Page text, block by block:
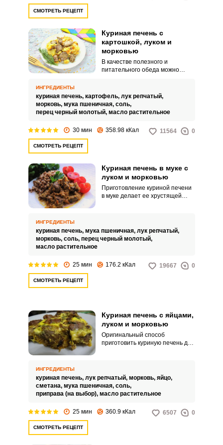
СМОТРЕТЬ РЕЦЕПТ
Куриная печень с
картошкой, луком и
морковью
В качестве полезного и
питательного обеда можно
Яркое блюдо разнообразит ваш
стол и порадует домашних
нежным вкусом.
ИНГРЕДИЕНТЫ
куриная печень, картофель, лук репчатый,
морковь, мука пшеничная, соль,
перец черный молотый, масло растительное
30 мин 358.98 кКал 11564 0
СМОТРЕТЬ РЕЦЕПТ
Куриная печень в муке с
луком и морковью
Приготовление куриной печени
в муке делает ее хрустящей
угощение для вашего стола.
ИНГРЕДИЕНТЫ
куриная печень, мука пшеничная, лук репчатый,
морковь, соль, перец черный молотый,
масло растительное
25 мин 176.2 кКал 19667 0
СМОТРЕТЬ РЕЦЕПТ
Куриная печень с яйцами,
луком и морковью
Оригинальный способ
приготовить куриную печень для
вкусом и разнообразит ваше
повседневное меню.
ИНГРЕДИЕНТЫ
куриная печень, лук репчатый, морковь, яйцо,
сметана, мука пшеничная, соль,
приправа (на выбор), масло растительное
25 мин 360.9 кКал 6507 0
СМОТРЕТЬ РЕЦЕПТ